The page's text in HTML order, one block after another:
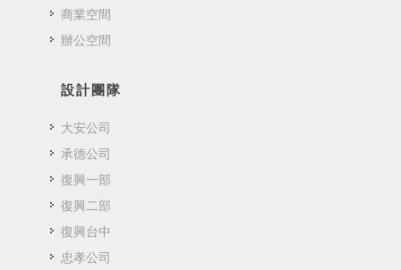
商業空間
辦公空間
設計團隊
大安公司
承德公司
復興一部
復興二部
復興台中
忠孝公司